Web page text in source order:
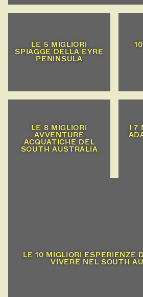
LE 5 MIGLIORI
SPIAGGE DELLA EYRE
PENINSULA
LE 8 MIGLIORI
AVVENTURE
ACQUATICHE DEL
SOUTH AUSTRALIA
I 7
LE 10 MIGLIORI ESPERIENZE
VIVERE NEL SOUTH